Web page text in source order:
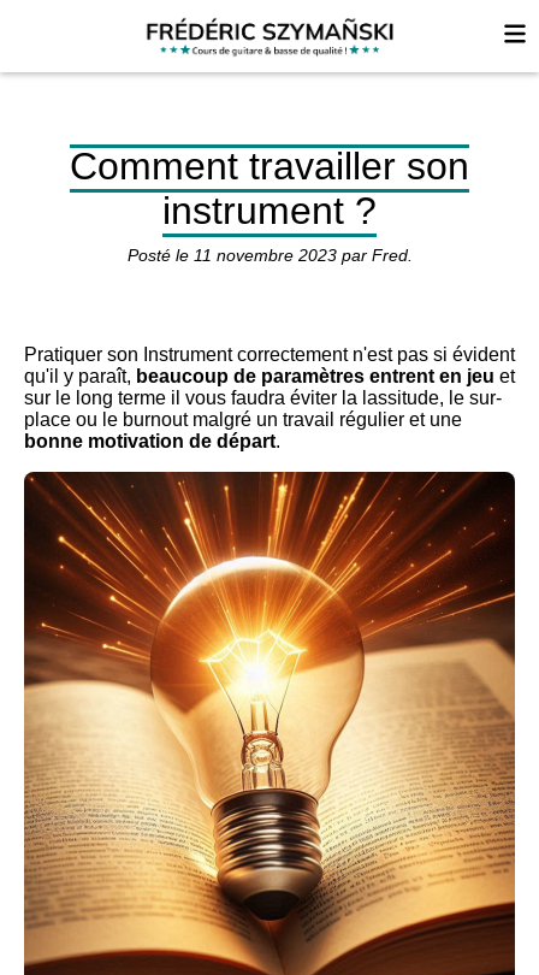
Comment travailler son
instrument ?
Posté le 11 novembre 2023par Fred.
Pratiquer son Instrument correctement n'est pas si évident
qu'il y paraît, beaucoup de paramètres entrent en jeu et
sur le long terme il vous faudra éviter la lassitude, le sur-
place ou le burnout malgré un travail régulier et une
bonne motivation de départ.